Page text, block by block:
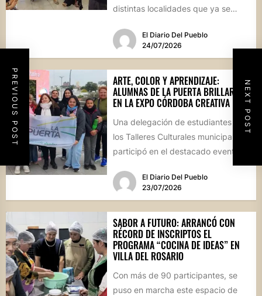
PREVIOUS POST NEXT POST
distintas localidades que ya se
El Diario Del Pueblo
24/07/2026
ARTE, COLOR Y APRENDIZAJE:
ALUMNAS DE LA PUERTA BRILLARON
EN LA EXPO CÓRDOBA CREATIVA
Una delegación de estudiantes de
los Talleres Culturales municipales
participó en el destacado evento
provincial celebrado en la capital
cordobesa,...El Diario Del Pueblo
23/07/2026
SABOR A FUTURO: ARRANCÓ CON
RÉCORD DE INSCRIPTOS EL
PROGRAMA “COCINA DE IDEAS” EN
VILLA DEL ROSARIO
Con más de 90 participantes, se
puso en marcha este espacio de